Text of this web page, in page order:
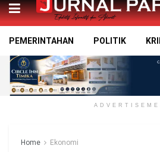
PEMERINTAHAN POLITIK
Home Ekonomi